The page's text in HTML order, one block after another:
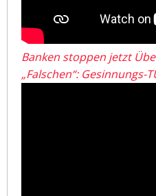
Banken stoppen jetzt
„Falschen“: Gesinnungs-